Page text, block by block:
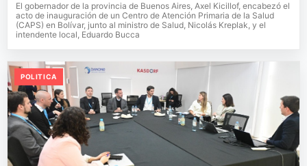
El gobernador de la provincia de Buenos Aires, Axel Kicillof, encabezó el
acto de inauguración de un Centro de Atención Primaria de la Salud
(CAPS) en Bolívar, junto al ministro de Salud, Nicolás Kreplak, y el
intendente local, Eduardo Bucca
POLITICA